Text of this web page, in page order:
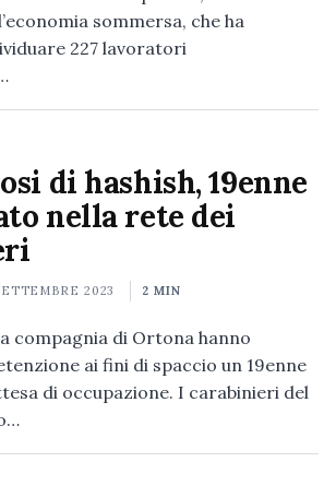
sommersa, che ha
227 lavoratori
di hashish, 19enne
nella rete dei
2023 2 MIN
compagnia di Ortona hanno
ai fini di spaccio un 19enne
di occupazione. I carabinieri del